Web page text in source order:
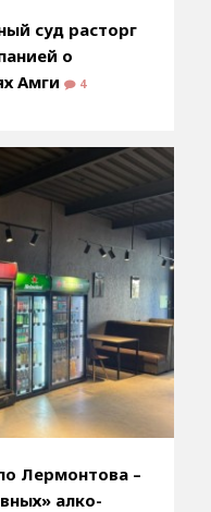
суд расторг
о
Амги
4
Лермонтова –
алко-